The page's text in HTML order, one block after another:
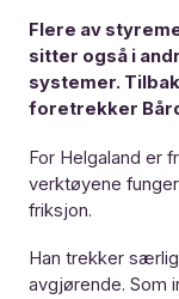
Flere av
sitter også i
systemer.
foretrekker
For Helgaland er
verktøyene
friksjon.
Han trekker
avgjørende. Som